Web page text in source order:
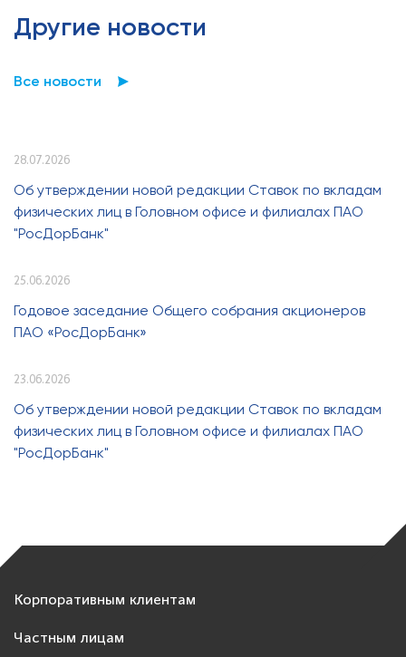
Другие новости
Все новости
28.07.2026
Об утверждении новой редакции Ставок по вкладам
физических лиц в Головном офисе и филиалах ПАО
"РосДорБанк"
25.06.2026
Годовое заседание Общего собрания акционеров
ПАО «РосДорБанк»
23.06.2026
Об утверждении новой редакции Ставок по вкладам
физических лиц в Головном офисе и филиалах ПАО
"РосДорБанк"
Корпоративным клиентам
Частным лицам